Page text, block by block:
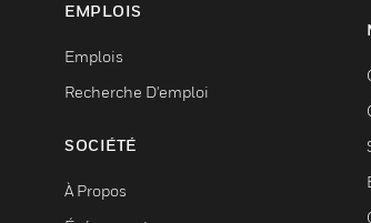
EMPLOIS
Emplois
Recherche D'emploi
SOCIÉTÉ
À Propos